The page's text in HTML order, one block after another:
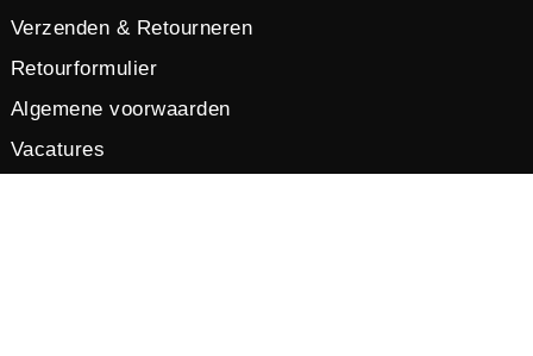
Verzenden & Retourneren
Retourformulier
Algemene voorwaarden
Vacatures